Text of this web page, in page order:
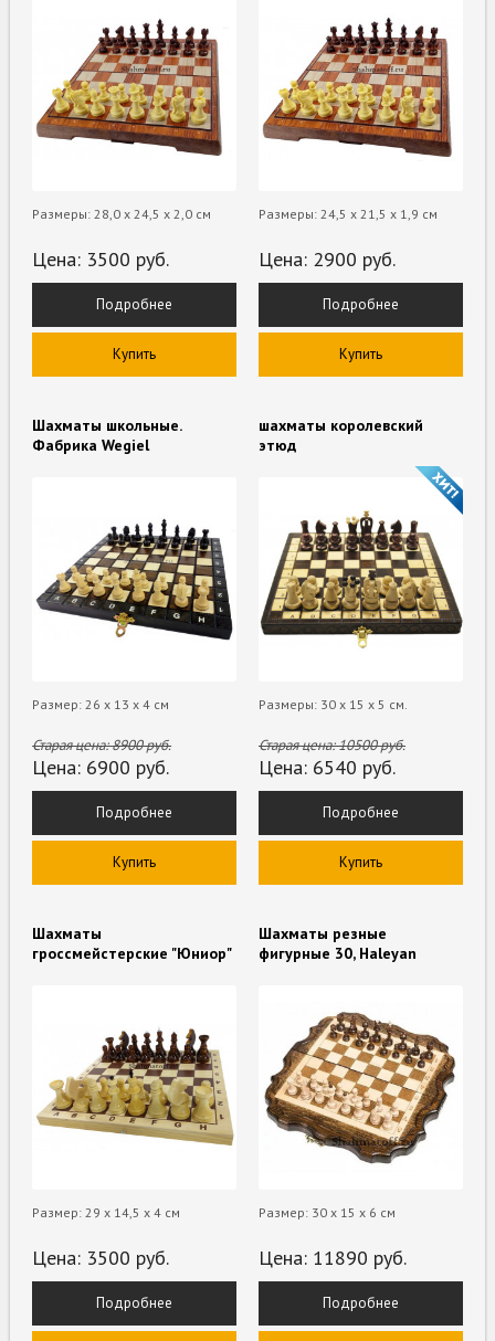
Размеры: 28,0 х 24,5 х 2,0 см
Цена: 3500 руб.
Подробнее
Купить
Размеры: 24,5 х 21,5 х 1,9 см
Цена: 2900 руб.
Подробнее
Купить
Шахматы школьные.
Фабрика Wegiel
Размер: 26 х 13 х 4 см
Старая цена:8900руб.
Цена: 6900 руб.
Подробнее
Купить
шахматы королевский
этюд
Размеры: 30 х 15 х 5 см.
Старая цена:10500руб.
Цена: 6540 руб.
Подробнее
Купить
Шахматы
гроссмейстерские "Юниор"
Размер: 29 х 14,5 х 4 см
Цена: 3500 руб.
Подробнее
Шахматы резные
фигурные 30, Haleyan
Размер: 30 х 15 х 6 см
Цена: 11890 руб.
Подробнее